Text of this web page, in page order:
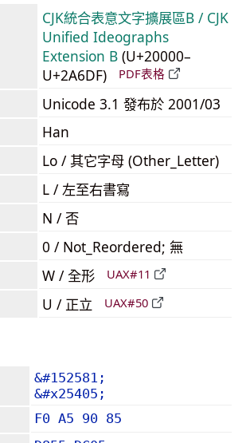
CJK統合表意文字擴展區B / CJK
Unified Ideographs
Extension B (U+20000–
U+2A6DF)
PDF表格
Unicode 3.1 發布於 2001/03
Han
Lo / 其它字母 (Other_Letter)
L / 左至右書寫
N / 否
0 / Not_Reordered; 無
W / 全形 UAX#11
U / 正立 UAX#50
&#152581;
&#x25405;
F0 A5 90 85